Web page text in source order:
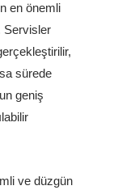
en önemli
Servisler
sürede
geniş
ve düzgün